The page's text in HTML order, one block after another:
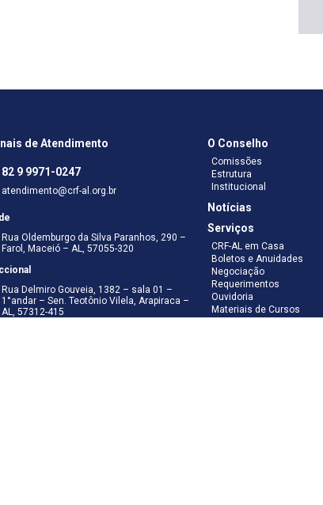
de Atendimento
82 9 9971-0247
atendimento@crf-al.org.br
Rua Oldemburgo da Silva Paranhos, 290 –
Farol, Maceió – AL, 57055-320
Rua Delmiro Gouveia, 1382 – sala 01 –
1°andar – Sen. Teotônio Vilela, Arapiraca –
AL, 57312-415
O Conselho
Comissões
Estrutura
Institucional
Notícias
Serviços
CRF-AL em Casa
Boletos e Anuidades
Negociação
Requerimentos
Ouvidoria
Materiais de Cursos